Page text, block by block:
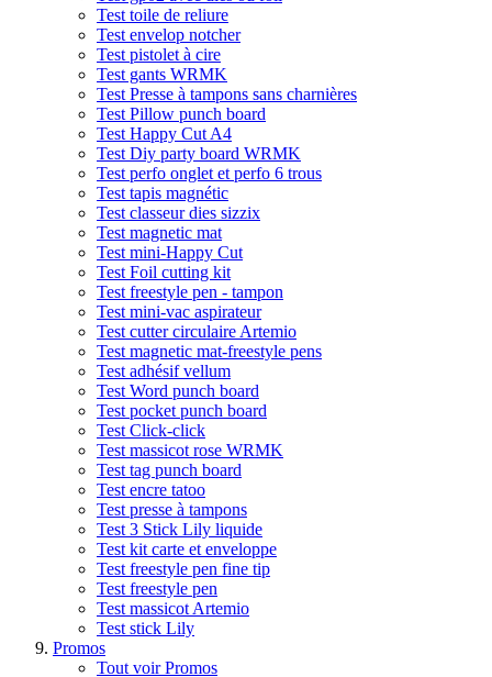
Test toile de reliure
Test envelop notcher
Test pistolet à cire
Test gants WRMK
Test Presse à tampons sans charnières
Test Pillow punch board
Test Happy Cut A4
Test Diy party board WRMK
Test perfo onglet et perfo 6 trous
Test tapis magnétic
Test classeur dies sizzix
Test magnetic mat
Test mini-Happy Cut
Test Foil cutting kit
Test freestyle pen - tampon
Test mini-vac aspirateur
Test cutter circulaire Artemio
Test magnetic mat-freestyle pens
Test adhésif vellum
Test Word punch board
Test pocket punch board
Test Click-click
Test massicot rose WRMK
Test tag punch board
Test encre tatoo
Test presse à tampons
Test 3 Stick Lily liquide
Test kit carte et enveloppe
Test freestyle pen fine tip
Test freestyle pen
Test massicot Artemio
Test stick Lily
Promos
Tout voir Promos